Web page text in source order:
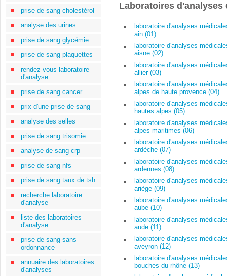
prise de sang cholestérol
analyse des urines
prise de sang glycémie
prise de sang plaquettes
rendez-vous laboratoire
d'analyse
prise de sang cancer
prix d'une prise de sang
analyse des selles
prise de sang trisomie
analyse de sang crp
prise de sang nfs
prise de sang taux de tsh
recherche laboratoire
d'analyse
liste des laboratoires
d'analyse
prise de sang sans
ordonnance
annuaire des laboratoires
d'analyses
Laboratoires d'analyses
laboratoire d'analyses
ain (01)
laboratoire d'analyses
aisne (02)
laboratoire d'analyses
allier (03)
laboratoire d'analyses
alpes de haute provence (04)
laboratoire d'analyses
hautes alpes (05)
laboratoire d'analyses
alpes maritimes (06)
laboratoire d'analyses
ardèche (07)
laboratoire d'analyses
ardennes (08)
laboratoire d'analyses
ariège (09)
laboratoire d'analyses
aube (10)
laboratoire d'analyses
aude (11)
laboratoire d'analyses
aveyron (12)
laboratoire d'analyses
bouches du rhône (13)